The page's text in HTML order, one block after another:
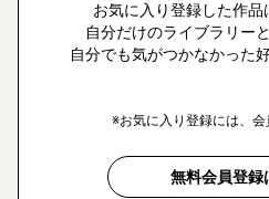
お気に入り登録した作品
自分だけのライブラリー
自分でも気がつかなかった
※お気に入り登録には、会
無料会員登録